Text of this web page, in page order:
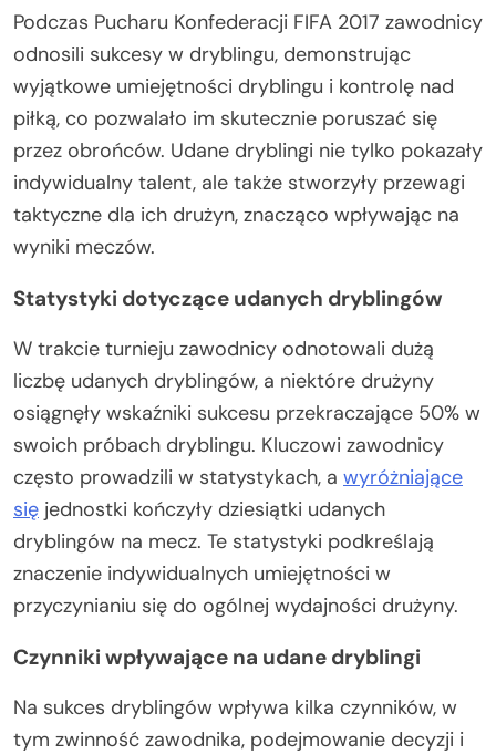
Podczas Pucharu Konfederacji FIFA 2017 zawodnicy
odnosili sukcesy w dryblingu, demonstrując
wyjątkowe umiejętności dryblingu i kontrolę nad
piłką, co pozwalało im skutecznie poruszać się
przez obrońców. Udane dryblingi nie tylko pokazały
indywidualny talent, ale także stworzyły przewagi
taktyczne dla ich drużyn, znacząco wpływając na
wyniki meczów.
Statystyki dotyczące udanych dryblingów
W trakcie turnieju zawodnicy odnotowali dużą
liczbę udanych dryblingów, a niektóre drużyny
osiągnęły wskaźniki sukcesu przekraczające 50% w
swoich próbach dryblingu. Kluczowi zawodnicy
często prowadzili w statystykach, a wyróżniające
się jednostki kończyły dziesiątki udanych
dryblingów na mecz. Te statystyki podkreślają
znaczenie indywidualnych umiejętności w
przyczynianiu się do ogólnej wydajności drużyny.
Czynniki wpływające na udane dryblingi
Na sukces dryblingów wpływa kilka czynników, w
tym zwinność zawodnika, podejmowanie decyzji i